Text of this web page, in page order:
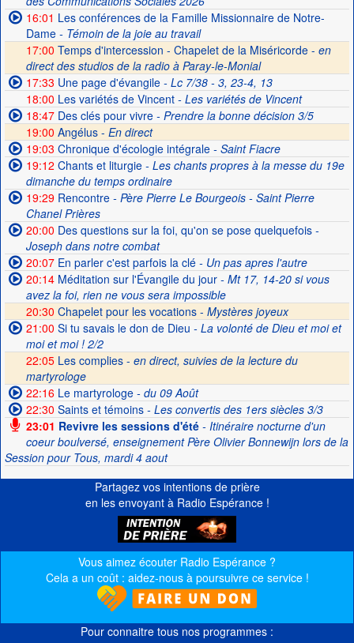
16:01 Les conférences de la Famille Missionnaire de Notre-
Dame- Témoin de la joie au travail
17:00 Temps d'intercession - Chapelet de la Miséricorde - en
direct des studios de la radio à Paray-le-Monial
17:33 Une page d'évangile- Lc 7/38 - 3, 23-4, 13
18:00 Les variétés de Vincent- Les variétés de Vincent
18:47Des clés pour vivre- Prendre la bonne décision 3/5
19:00 Angélus - En direct
19:03 Chronique d'écologie intégrale- Saint Fiacre
19:12 Chants et liturgie- Les chants propres à la messe du 19e
dimanche du temps ordinaire
19:29Rencontre- Père Pierre Le Bourgeois - Saint Pierre
Chanel Prières
20:00 Des questions sur la foi, qu'on se pose quelquefois-
Joseph dans notre combat
20:07En parler c'est parfois la clé- Un pas apres l'autre
20:14Méditation sur l'Évangile du jour- Mt 17, 14-20 si vous
avez la foi, rien ne vous sera impossible
20:30 Chapelet pour les vocations - Mystères joyeux
21:00 Si tu savais le don de Dieu - La volonté de Dieu et moi et
moi et moi ! 2/2
22:05Les complies - en direct, suivies de la lecture du
martyrologe
22:16Le martyrologe- du 09 Août
22:30 Saints et témoins- Les convertis des 1ers siècles 3/3
23:01 Revivre les sessions d'été- Itinéraire nocturne d'un
coeur boulversé, enseignement Père Olivier Bonnewijn lors de la
Session pour Tous, mardi 4 aout
Partagez vos intentions de prière
en les envoyant à Radio Espérance !
Vous aimez écouter Radio Espérance ?
Cela a un coût : aidez-nous à poursuivre ce service !
Pour connaitre tous nos programmes :